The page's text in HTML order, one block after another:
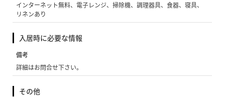
インターネット無料、電子レンジ、掃除機、調理器具、食器、寝具、
リネンあり
入居時に必要な情報
備考
詳細はお問合せ下さい。
その他